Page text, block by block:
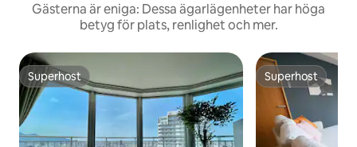
Gästerna är eniga: Dessa ägarlägenheter har höga
betyg för plats, renlighet och mer.
Superhost
Superhost Superhost
Superhost